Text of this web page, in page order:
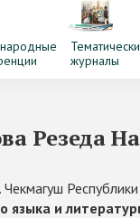
журналы
Резеда
языка и